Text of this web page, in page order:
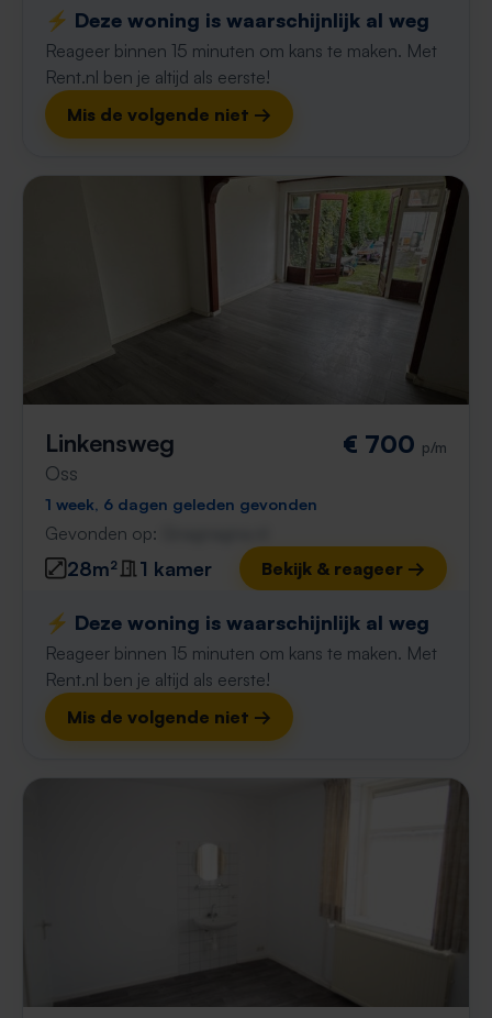
⚡️ Deze woning is waarschijnlijk al weg
Reageer binnen 15 minuten om kans te maken. Met
Rent.nl ben je altijd als eerste!
Mis de volgende niet →
Linkensweg
Oss
€ 700 p/m
1 week, 6 dagen geleden gevonden
Gevonden op:
28m² 1 kamer Bekijk & reageer →
⚡️ Deze woning is waarschijnlijk al weg
Reageer binnen 15 minuten om kans te maken. Met
Rent.nl ben je altijd als eerste!
Mis de volgende niet →